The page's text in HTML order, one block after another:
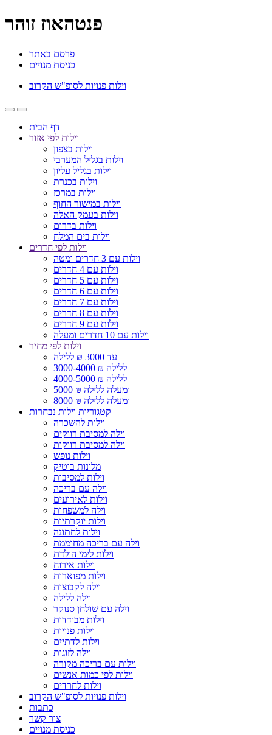
פנטהאוז זוהר
פרסם באתר
כניסת מנויים
וילות פנויות לסופ"ש הקרוב
דף הבית
וילות לפי אזור
וילות בצפון
וילות בגליל המערבי
וילות בגליל עליון
וילות בכנרת
וילות במרכז
וילות במישור החוף
וילות בעמק האלה
וילות בדרום
וילות בים המלח
וילות לפי חדרים
וילות עם 3 חדרים ומטה
וילות עם 4 חדרים
וילות עם 5 חדרים
וילות עם 6 חדרים
וילות עם 7 חדרים
וילות עם 8 חדרים
וילות עם 9 חדרים
וילות עם 10 חדרים ומעלה
וילות לפי מחיר
עד 3000 ₪ ללילה
3000-4000 ₪ ללילה
4000-5000 ₪ ללילה
5000 ₪ ומעלה ללילה
8000 ₪ ומעלה ללילה
קטגוריות וילות נבחרות
וילות להשכרה
וילה למסיבת רווקים
וילה למסיבת רווקות
וילות נופש
מלונות בוטיק
וילות למסיבות
וילה עם בריכה
וילות לאירועים
וילה למשפחות
וילות יוקרתיות
וילות לחתונה
וילה עם בריכה מחוממת
וילות לימי הולדת
וילות אירוח
וילות מפוארות
וילה לקבוצות
וילה ללילה
וילה עם שולחן סנוקר
וילות מבודדות
וילות פנויות
וילות לדתיים
וילה לזוגות
וילות עם בריכה מקורה
וילות לפי כמות אנשים
וילות לחרדים
וילות פנויות לסופ"ש הקרוב
כתבות
צור קשר
כניסת מנויים